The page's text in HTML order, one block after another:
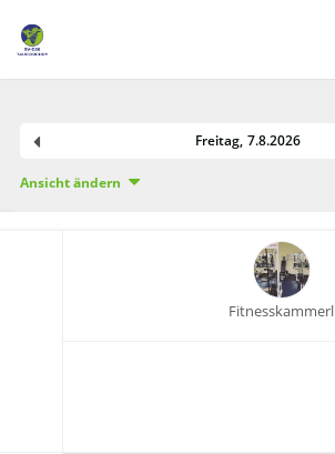
Sprache
Freitag, 7.8.2026
Ansicht ändern
Fitnesskammerl